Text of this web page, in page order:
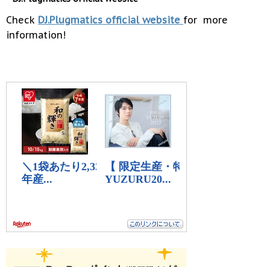
Check DJ.Plugmatics official website for more
information!